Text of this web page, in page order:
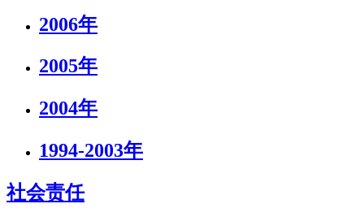
2006年
2005年
2004年
1994-2003年
社会责任